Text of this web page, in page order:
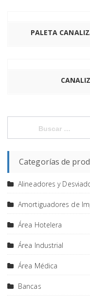
PALETA
Categorías de
Alineadores y
Amortiguadores de
Área Hotelera
Área Industrial
Área Médica
Bancas